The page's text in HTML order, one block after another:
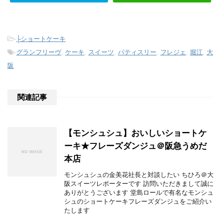
- ├ショートケーキ
-グランフリーヴ, ケーキ, スイーツ, パティスリー, フレジェ , 堀江, 大
阪
関連記事
【モンシュシュ】おいしいショートケ
ーキ★フレーズダンジュ＠阪急うめだ
本店
モンシュシュの金美花社長と対談したい ちひろ＠大
阪スイーツレポーターです 訪問いただきまして誠に
ありがとうございます 堂島ロールで有名なモンシュ
シュのショートケーキフレーズダンジュをご紹介い
たします